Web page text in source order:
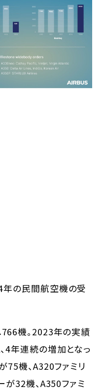
の民間航空機の受
機。2023年の実績
4年連続の増加となっ
75機、A320ファミリ
が32機、A350ファミ